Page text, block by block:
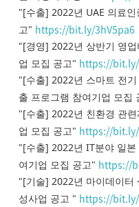
"[수출] 2022년 UAE 의료
고" https://bit.ly/3hV5pa6
"[경영] 2022년 상반기 영
업 모집 공고" https://bit.ly/
"[수출] 2022년 스마트 전
출 프로그램 참여기업 모집
"[수출] 2022년 친환경 관
업 모집 공고" https://bit.ly/
"[수출] 2022년 IT분야 일
여기업 모집 공고" https://
"[기술] 2022년 마이데이터
성사업 공고 " https://bit.ly/